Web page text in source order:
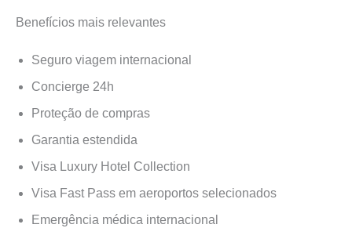
Benefícios mais relevantes
Seguro viagem internacional
Concierge 24h
Proteção de compras
Garantia estendida
Visa Luxury Hotel Collection
Visa Fast Pass em aeroportos selecionados
Emergência médica internacional